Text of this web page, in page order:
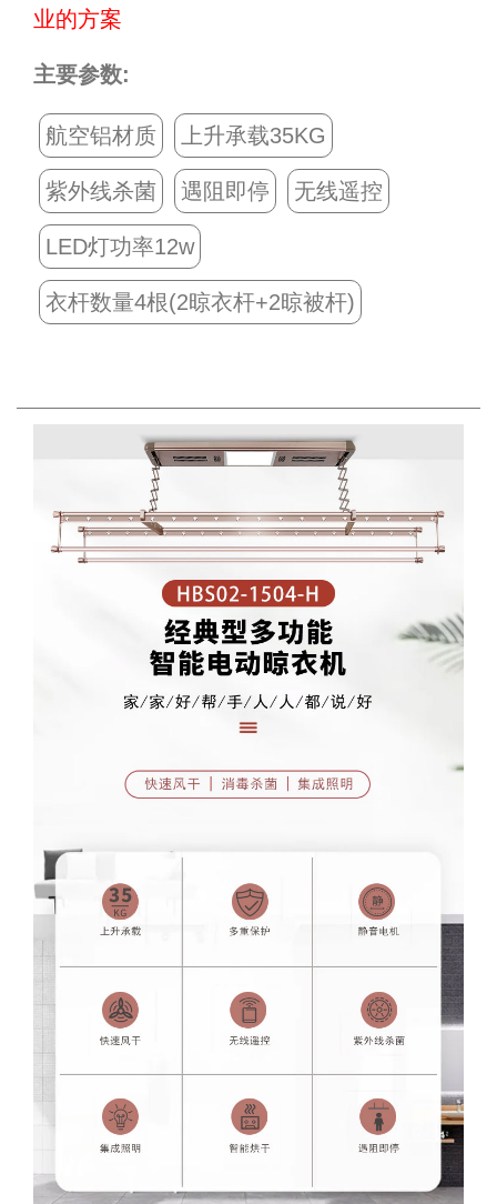
业的方案
主要参数:
航空铝材质 上升承载35KG
紫外线杀菌 遇阻即停 无线遥控
LED灯功率12w
衣杆数量4根(2晾衣杆+2晾被杆)